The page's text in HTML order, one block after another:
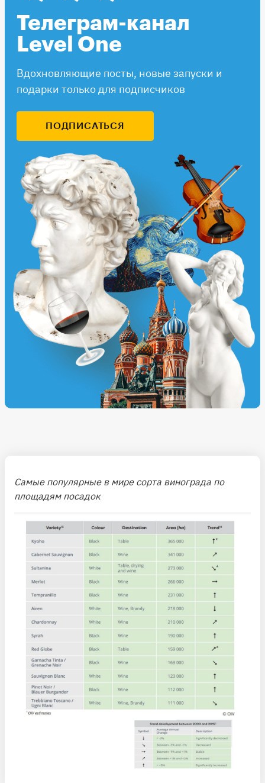
Телеграм-канал
Level One
Вдохновляющие посты, новые запуски и
подарки только для подписчиков
ПОДПИСАТЬСЯ
Самые популярные в мире сорта винограда по
площадям посадок